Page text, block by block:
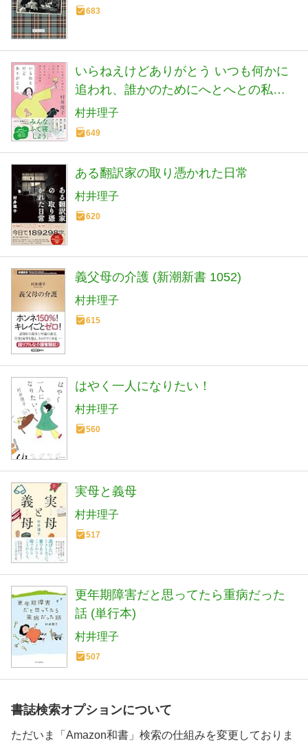
683
いらねえけどありがとう いつも何かに
追われ、誰かのためにへとへとの私た
ちが救われる技術
村井理子
649
ある翻訳家の取り憑かれた日常
村井理子
620
義父母の介護 (新潮新書 1052)
村井理子
615
はやく一人になりたい！
村井理子
560
実母と義母
村井理子
517
更年期障害だと思ってたら重病だった
話 (単行本)
村井理子
507
書誌検索オプションについて
ただいま「Amazon和書」検索の仕組みを変更しておりま